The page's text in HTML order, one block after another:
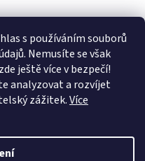
s používáním souborů
Nemusíte se však
ještě více v bezpečí!
analyzovat a rozvíjet
zážitek.Více